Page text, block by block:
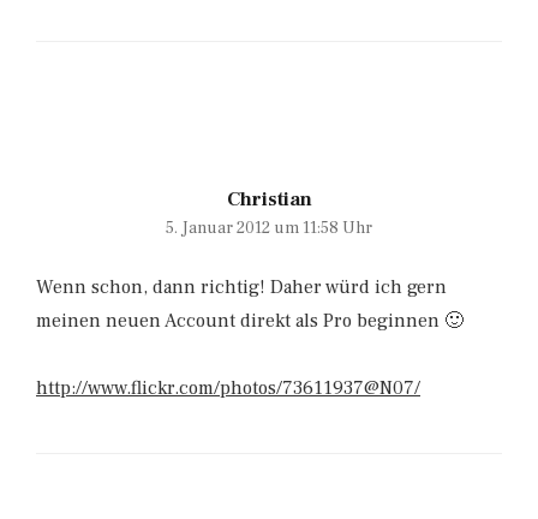
Christian
5. Januar 2012 um 11:58 Uhr
Wenn schon, dann richtig! Daher würd ich gern
meinen neuen Account direkt als Pro beginnen 🙂
http://www.flickr.com/photos/73611937@N07/